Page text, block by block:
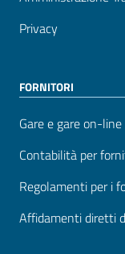
Privacy
FORNITORI
Gare e gare on-line
Contabilità per
Regolamenti per i
Affidamenti diretti